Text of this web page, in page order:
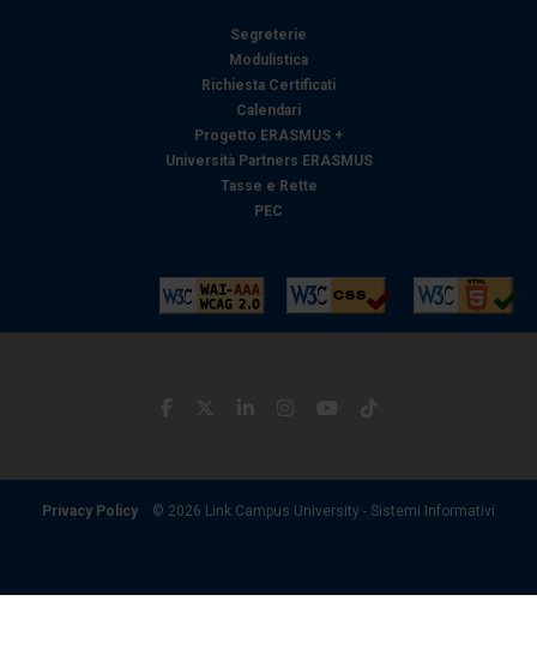
Segreterie
Modulistica
Richiesta Certificati
Calendari
Progetto ERASMUS +
Università Partners ERASMUS
Tasse e Rette
PEC
Privacy Policy © 2026 Link Campus University - Sistemi Informativi